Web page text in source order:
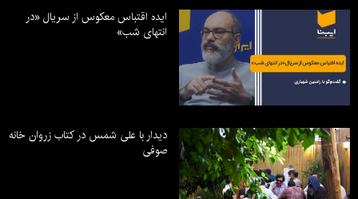
ایده اقتباس معکوس از سریال «در
انتهای شب»
دیدار با علی شمس در کتاب زروان خانه
صوفی